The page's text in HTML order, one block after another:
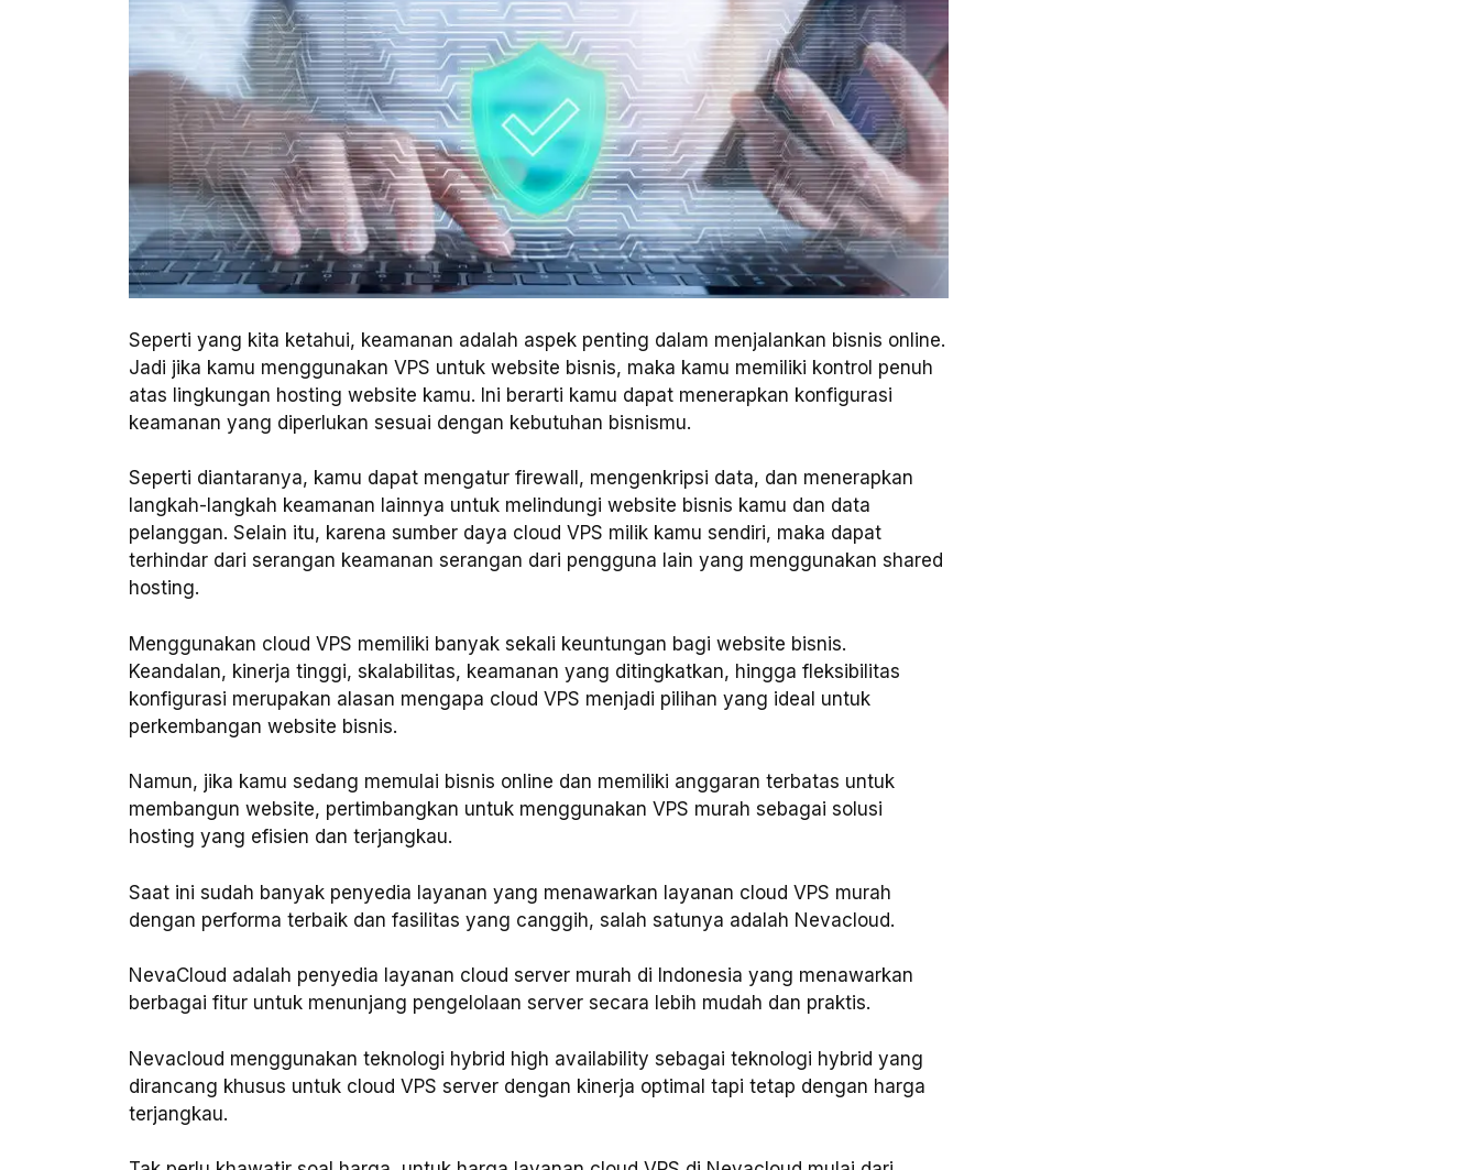
Seperti yang kita ketahui, keamanan adalah aspek penting dalam menjalankan bisnis online.
Jadi jika kamu menggunakan VPS untuk website bisnis, maka kamu memiliki kontrol penuh
atas lingkungan hosting website kamu. Ini berarti kamu dapat menerapkan konfigurasi
keamanan yang diperlukan sesuai dengan kebutuhan bisnismu.
Seperti diantaranya, kamu dapat mengatur firewall, mengenkripsi data, dan menerapkan
langkah-langkah keamanan lainnya untuk melindungi website bisnis kamu dan data
pelanggan. Selain itu, karena sumber daya cloud VPS milik kamu sendiri, maka dapat
terhindar dari serangan keamanan serangan dari pengguna lain yang menggunakan shared
hosting.
Menggunakan cloud VPS memiliki banyak sekali keuntungan bagi website bisnis.
Keandalan, kinerja tinggi, skalabilitas, keamanan yang ditingkatkan, hingga fleksibilitas
konfigurasi merupakan alasan mengapa cloud VPS menjadi pilihan yang ideal untuk
perkembangan website bisnis.
Namun, jika kamu sedang memulai bisnis online dan memiliki anggaran terbatas untuk
membangun website, pertimbangkan untuk menggunakan VPS murah sebagai solusi
hosting yang efisien dan terjangkau.
Saat ini sudah banyak penyedia layanan yang menawarkan layanan cloud VPS murah
dengan performa terbaik dan fasilitas yang canggih, salah satunya adalah Nevacloud.
NevaCloud adalah penyedia layanan cloud server murah di Indonesia yang menawarkan
berbagai fitur untuk menunjang pengelolaan server secara lebih mudah dan praktis.
Nevacloud menggunakan teknologi hybrid high availability sebagai teknologi hybrid yang
dirancang khusus untuk cloud VPS server dengan kinerja optimal tapi tetap dengan harga
terjangkau.